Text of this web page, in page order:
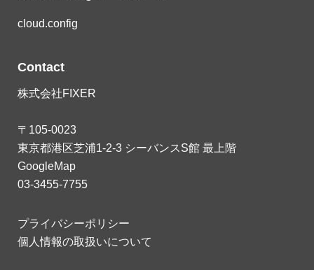
cloud.config
Contact
株式会社FIXER
〒105-0023
東京都港区芝浦1-2-3 シーバンスS館 最上階
GoogleMap
03-3455-7755
プライバシーポリシー
個人情報の取扱いについて